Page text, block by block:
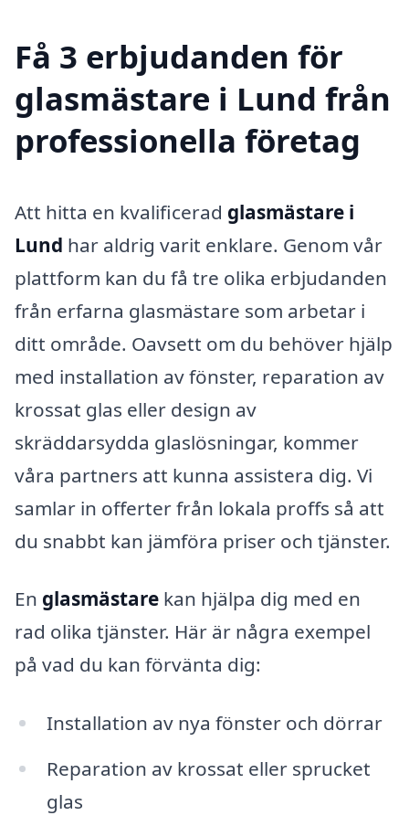
Få 3 erbjudanden för
glasmästare i Lund från
professionella företag
Att hitta en kvalificerad glasmästare i
Lund har aldrig varit enklare. Genom vår
plattform kan du få tre olika erbjudanden
från erfarna glasmästare som arbetar i
ditt område. Oavsett om du behöver hjälp
med installation av fönster, reparation av
krossat glas eller design av
skräddarsydda glaslösningar, kommer
våra partners att kunna assistera dig. Vi
samlar in offerter från lokala proffs så att
du snabbt kan jämföra priser och tjänster.
En glasmästare kan hjälpa dig med en
rad olika tjänster. Här är några exempel
på vad du kan förvänta dig:
Installation av nya fönster och dörrar
Reparation av krossat eller sprucket
glas